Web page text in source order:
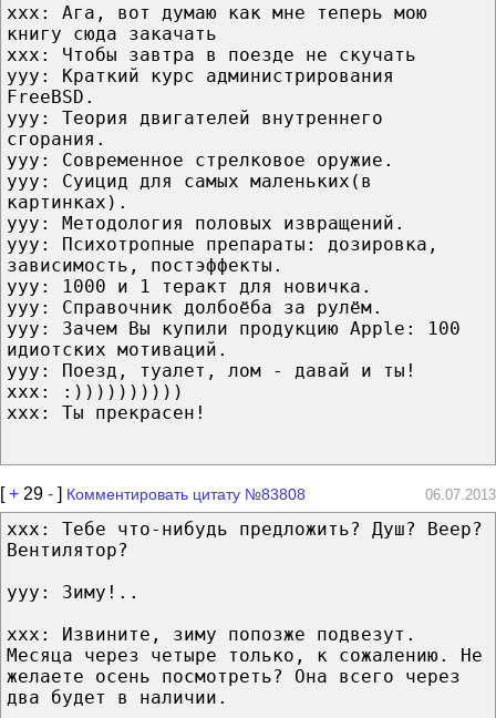
xxx: Ага, вот думаю как мне теперь мою
книгу сюда закачать
xxx: Чтобы завтра в поезде не скучать
yyy: Краткий курс администрирования
FreeBSD.
yyy: Теория двигателей внутреннего
сгорания.
yyy: Современное стрелковое оружие.
yyy: Суицид для самых маленьких(в
картинках).
yyy: Методология половых извращений.
yyy: Психотропные препараты: дозировка,
зависимость, постэффекты.
yyy: 1000 и 1 теракт для новичка.
yyy: Справочник долбоёба за рулём.
yyy: Зачем Вы купили продукцию Apple: 100
идиотских мотиваций.
yyy: Поезд, туалет, лом - давай и ты!
xxx: :))))))))))
xxx: Ты прекрасен!
[+ 29 - ] Комментировать цитату №83808 06.07.2013
xxx: Тебе что-нибудь предложить? Душ? Веер?
Вентилятор?
yyy: Зиму!..
xxx: Извините, зиму попозже подвезут.
Месяца через четыре только, к сожалению. Не
желаете осень посмотреть? Она всего через
два будет в наличии.